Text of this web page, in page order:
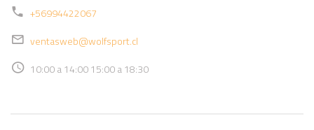
+56994422067
ventasweb@wolfsport.cl
10:00 a 14:00 15:00 a 18:30